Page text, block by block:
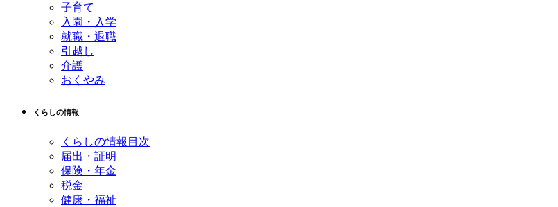
子育て
入園・入学
就職・退職
引越し
介護
おくやみ
くらしの情報
くらしの情報目次
届出・証明
保険・年金
税金
健康・福祉